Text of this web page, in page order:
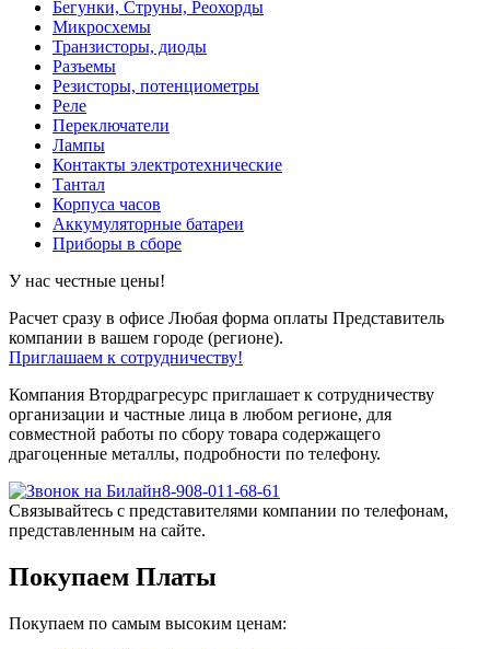
Бегунки, Струны, Реохорды
Микросхемы
Транзисторы, диоды
Разъемы
Резисторы, потенциометры
Реле
Переключатели
Лампы
Контакты электротехнические
Тантал
Корпуса часов
Аккумуляторные батареи
Приборы в сборе
У нас честные цены!
Расчет сразу в офисе Любая форма оплаты Представитель
компании в вашем городе (регионе).
Приглашаем к сотрудничеству!
Компания Втордрагресурс приглашает к сотрудничеству
организации и частные лица в любом регионе, для
совместной работы по сбору товара содержащего
драгоценные металлы, подробности по телефону.
8-908-011-68-61
Связывайтесь с представителями компании по телефонам,
представленным на сайте.
Покупаем Платы
Покупаем по самым высоким ценам: